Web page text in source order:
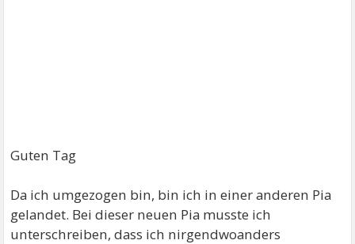
Guten Tag
Da ich umgezogen bin, bin ich in einer anderen Pia
gelandet. Bei dieser neuen Pia musste ich
unterschreiben, dass ich nirgendwoanders